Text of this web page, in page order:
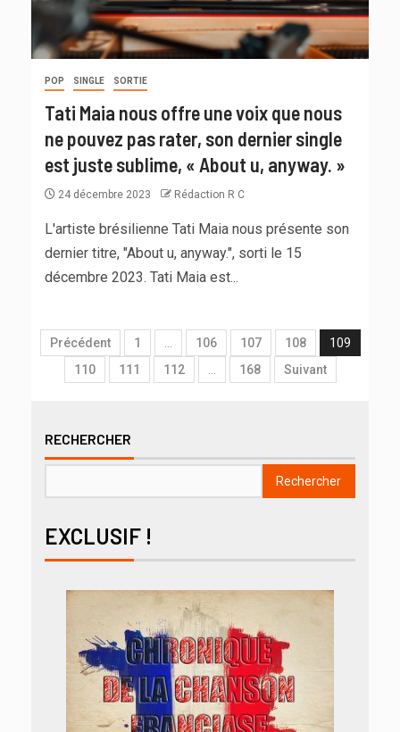
POP SINGLE SORTIE
Tati Maia nous offre une voix que nous
ne pouvez pas rater, son dernier single
est juste sublime, « About u, anyway. »
24 décembre 2023 Rédaction R C
L'artiste brésilienne Tati Maia nous présente son
dernier titre, "About u, anyway.", sorti le 15
décembre 2023. Tati Maia est...
Précédent 1 106 107 108
109
110
111 112 168 Suivant
RECHERCHER
Rechercher
EXCLUSIF !